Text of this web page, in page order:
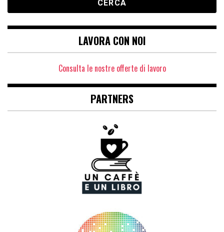
LAVORA CON NOI
Consulta le nostre offerte di lavoro
PARTNERS